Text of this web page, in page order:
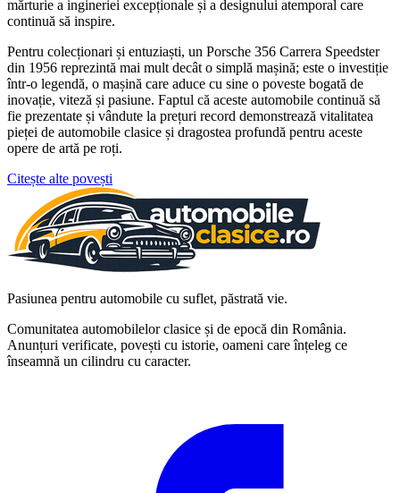
mărturie a ingineriei excepționale și a designului atemporal care
continuă să inspire.
Pentru colecționari și entuziaști, un Porsche 356 Carrera Speedster
din 1956 reprezintă mai mult decât o simplă mașină; este o investiție
într-o legendă, o mașină care aduce cu sine o poveste bogată de
inovație, viteză și pasiune. Faptul că aceste automobile continuă să
fie prezentate și vândute la prețuri record demonstrează vitalitatea
pieței de automobile clasice și dragostea profundă pentru aceste
opere de artă pe roți.
Citește alte povești
Pasiunea pentru automobile cu suflet, păstrată vie.
Comunitatea automobilelor clasice și de epocă din România.
Anunțuri verificate, povești cu istorie, oameni care înțeleg ce
înseamnă un cilindru cu caracter.